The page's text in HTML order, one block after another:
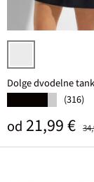
črna/bela
Dolge dvodelne
(316)
Prodajna
od 21,99 €